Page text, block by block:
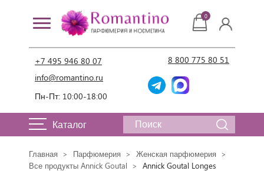
+7 495 946 80 07
info@romantino.ru
Пн-Пт: 10:00-18:00
8 800 775 80 51
0
Каталог
Главная Парфюмерия
Женская парфюмерия
Все продукты Annick Goutal
Annick Goutal Longes